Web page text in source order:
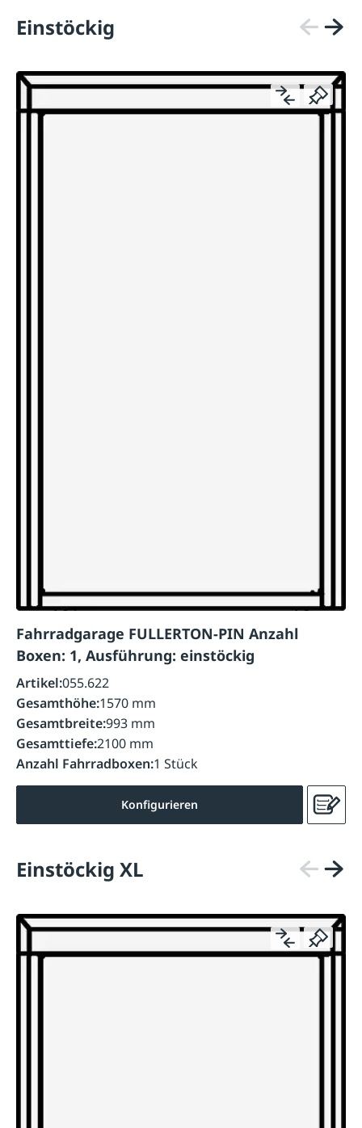
Einstöckig
Fahrradgarage FULLERTON-PIN Anzahl
Boxen: 1, Ausführung: einstöckig
Artikel:055.622
Gesamthöhe:1570 mm
Gesamtbreite:993 mm
Gesamttiefe:2100 mm
Anzahl Fahrradboxen:1 Stück
Konfigurieren
Einstöckig XL